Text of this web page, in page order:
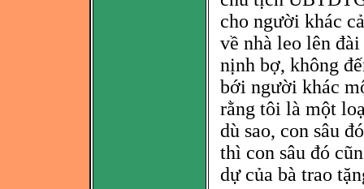
cho người khác
về nhà leo lên
nịnh bợ, không
bới người khác
rằng tôi là một
dù sao, con sâu đ
thì con sâu đó
dự của bà trao